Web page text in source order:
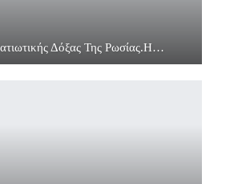
Δόξας Της Ρωσίας.Η…